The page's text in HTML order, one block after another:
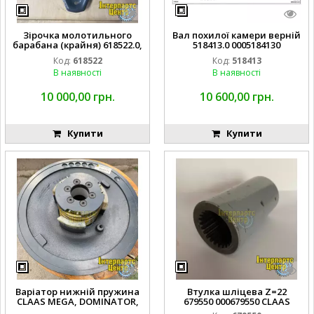
Зірочка молотильного
барабана (крайня) 618522.0,
0006185220 CLAAS
Код: 618522
В наявності
10 000,00 грн.
Купити
Вал похилої камери верній
518413.0 0005184130
D50X1807 CLAAS
Код: 518413
В наявності
10 600,00 грн.
Купити
Варіатор нижній пружина
CLAAS MEGA, DOMINATOR,
MEDION с/г комбайна в
Втулка шліцева Z=22
679550 000679550 CLAAS